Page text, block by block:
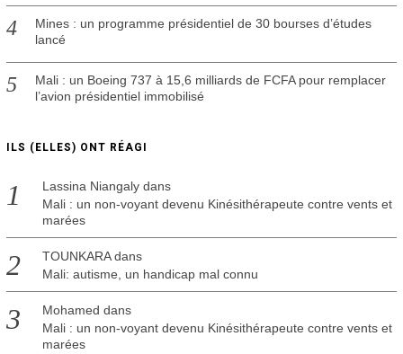
Mines : un programme présidentiel de 30 bourses d’études
lancé
Mali : un Boeing 737 à 15,6 milliards de FCFA pour remplacer
l’avion présidentiel immobilisé
ILS (ELLES) ONT RÉAGI
Lassina Niangalydans
Mali : un non-voyant devenu Kinésithérapeute contre vents et
marées
TOUNKARAdans
Mali: autisme, un handicap mal connu
Mohamed dans
Mali : un non-voyant devenu Kinésithérapeute contre vents et
marées